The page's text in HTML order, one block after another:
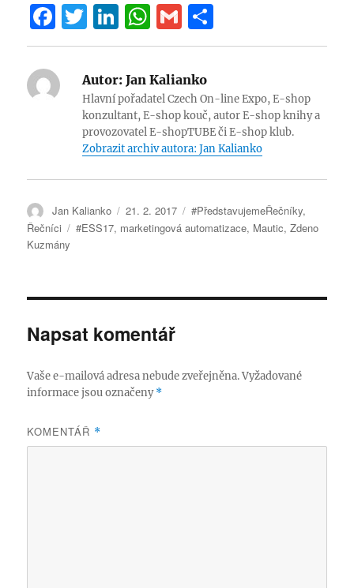
F
a
c
e
T
w
it
te
r
Li
n
k
e
d
I
W
h
at
s
A
p
G
m
ai
l
h
re
Autor: Jan Kalianko
Hlavní pořadatel Czech On-line Expo, E-shop
konzultant, E-shop kouč, autor E-shop knihy a
provozovatel E-shopTUBE či E-shop klub.
Zobrazit archiv autora: Jan Kalianko
Autor:
Jan Kalianko Publikováno:
21. 2. 2017 Rubriky:
#PředstavujemeŘečníky,
Řečníci
Štítky:
#ESS17, marketingová automatizace, Mautic,Zdeno
Kuzmány
Napsat komentář
Vaše e-mailová adresa nebude zveřejněna. Vyžadované
informace jsou označeny*
KOMENTÁŘ *